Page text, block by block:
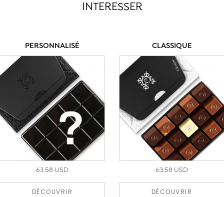
INTERESSER
PERSONNALISÉ
63.58 USD
DÉCOUVRIR
CLASSIQUE
63.58 USD
DÉCOUVRIR